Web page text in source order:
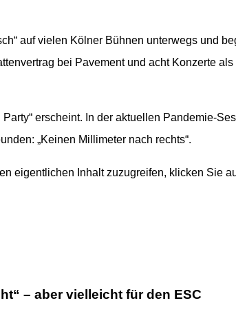
auf vielen Kölner Bühnen unterwegs und
bei Pavement und acht Konzerte
erscheint. In der aktuellen Pandemie-
„Keinen Millimeter nach rechts“.
eigentlichen Inhalt zuzugreifen, klicken Sie
– aber vielleicht für den ESC